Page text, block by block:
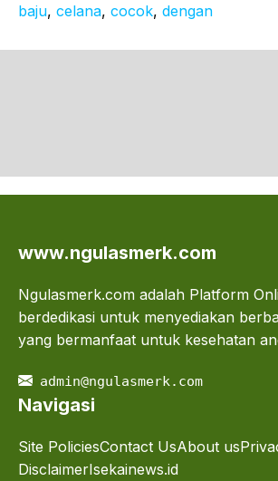
baju, celana, cocok, dengan
www.ngulasmerk.com
Ngulasmerk.com adalah Platform
berdedikasi untuk menyediakan
yang bermanfaat untuk kesehatan
admin@ngulasmerk.com
Navigasi
Site PoliciesContact UsAbout us
DisclaimerIsekainews.id